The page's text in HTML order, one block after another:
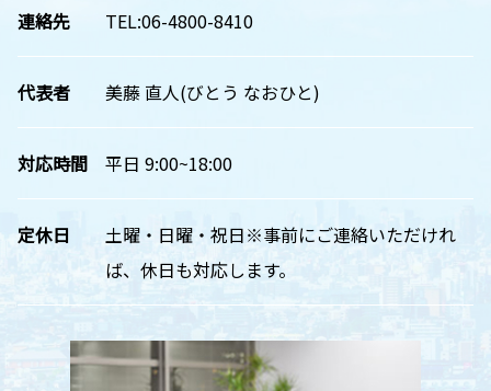
連絡先 TEL:06-4800-8410
代表者 美藤 直人(びとう なおひと)
対応時間 平日 9:00~18:00
定休日
土曜・日曜・祝日※事前にご連絡いただけれ
ば、休日も対応します。